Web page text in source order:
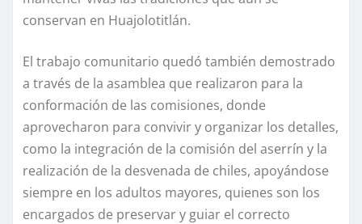
conservan en Huajolotitlán.
El trabajo comunitario quedó también demostrado
a través de la asamblea que realizaron para la
conformación de las comisiones, donde
aprovecharon para convivir y organizar los detalles,
como la integración de la comisión del aserrín y la
realización de la desvenada de chiles, apoyándose
siempre en los adultos mayores, quienes son los
encargados de preservar y guiar el correcto